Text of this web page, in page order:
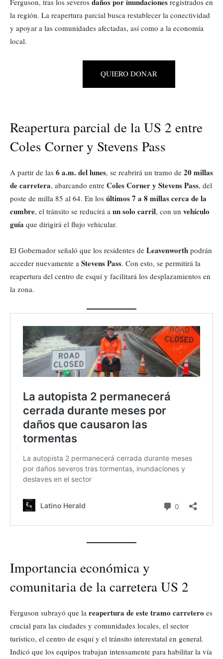
la región. La reapertura parcial busca restablecer la conectividad
y apoyar a las comunidades afectadas, así como a la economía
local.
QUIERO DONAR
Reapertura parcial de la US 2 entre
Coles Corner y Stevens Pass
A partir de las 6 a.m. del lunes, se reabrirá un tramo de 20 millas
de carretera, abarcando entre Coles Corner y Stevens Pass, del
poste de milla 85 al 64. En los últimos 7 a 8 millas cerca de la
cumbre, el tránsito se reducirá a un solo carril, con un vehículo
guía que dirigirá el flujo vehicular.
El Gobernador señaló que los residentes de Leavenworth podrán
acceder nuevamente a Stevens Pass. Con esto, se permitirá la
reapertura del centro de esquí y facilitará los desplazamientos en
la zona.
Importancia económica y
comunitaria de la carretera US 2
Ferguson subrayó que la reapertura de este tramo carretero es
crucial para las ciudades y comunidades locales, el sector
turístico, el centro de esquí y el tránsito interestatal en general.
Indicó que los equipos trabajan intensamente para habilitar la vía